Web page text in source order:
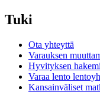
Tuki
Ota yhteyttä
Varauksen
Hyvityksen
Varaa lento
Kansainväliset